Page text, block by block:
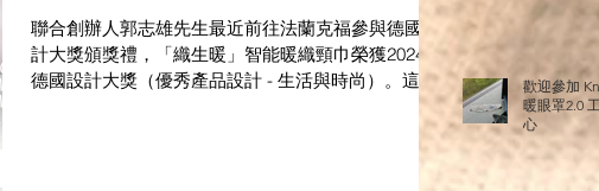
活與時尚）
聯合創辦人郭志雄先生最近前往法蘭克福參與德國設
計大獎頒獎禮，「織生暖」智能暖織頸巾榮獲2024年
德國設計大獎（優秀產品設計 - 生活與時尚）。這是
對整個團隊的創意和協作精神的見證。 設計背後：
「織生暖」智能暖織頸巾不僅是一件種配飾；它是紡
歡迎參加
暖眼罩2.0
心